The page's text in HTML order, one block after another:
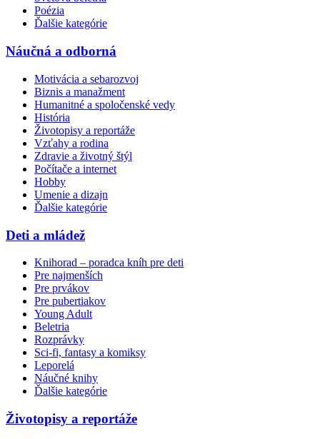
Poézia
Ďalšie kategórie
Náučná a odborná
Motivácia a sebarozvoj
Biznis a manažment
Humanitné a spoločenské vedy
História
Životopisy a reportáže
Vzťahy a rodina
Zdravie a životný štýl
Počítače a internet
Hobby
Umenie a dizajn
Ďalšie kategórie
Deti a mládež
Knihorad – poradca kníh pre deti
Pre najmenších
Pre prvákov
Pre pubertiakov
Young Adult
Beletria
Rozprávky
Sci-fi, fantasy a komiksy
Leporelá
Náučné knihy
Ďalšie kategórie
Životopisy a reportáže